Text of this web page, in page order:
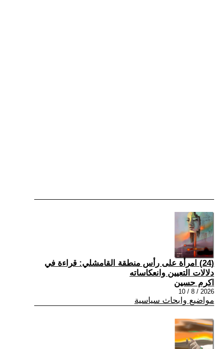
(24) امرأة على رأس منطقة القامشلي: قراءة في
دلالات التعيين وانعكاساته
اكرم حسين
2026 / 8 / 10
مواضيع وابحاث سياسية